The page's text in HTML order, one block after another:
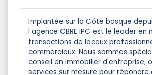
Implantée sur la Côte basque
l’agence CBRE IPC est le leader en
transactions de locaux
commerciaux. Nous sommes
conseil en immobilier d'entreprise,
services sur mesure pour répondre